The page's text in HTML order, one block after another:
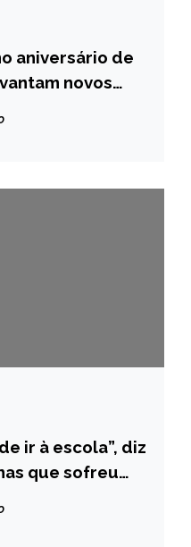
aniversário de
novos
– Pais
ir à escola”, diz
que sofreu
Recife – Pais